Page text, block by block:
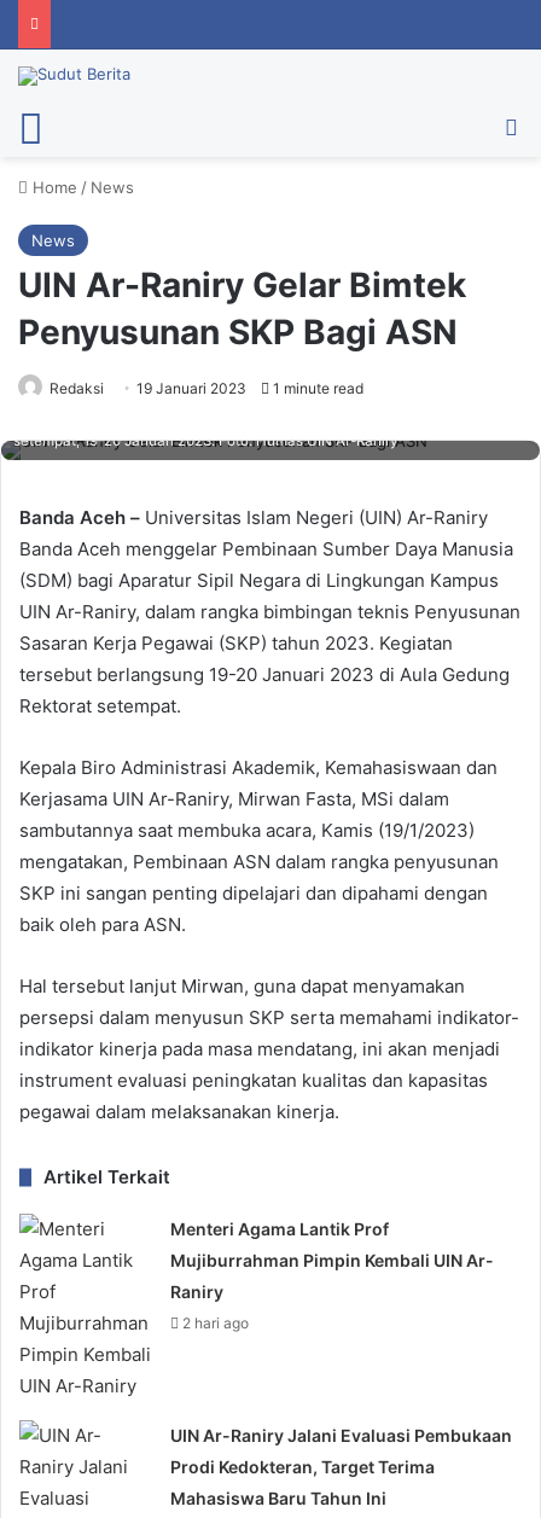
Home / News
News
UIN Ar-Raniry Gelar Bimtek
Penyusunan SKP Bagi ASN
Redaksi 19 Januari 2023 1 minute read
setempat, 19-20 Januari 2023. Foto: Humas UIN Ar-Raniry
Banda Aceh – Universitas Islam Negeri (UIN) Ar-Raniry
Banda Aceh menggelar Pembinaan Sumber Daya Manusia
(SDM) bagi Aparatur Sipil Negara di Lingkungan Kampus
UIN Ar-Raniry, dalam rangka bimbingan teknis Penyusunan
Sasaran Kerja Pegawai (SKP) tahun 2023. Kegiatan
tersebut berlangsung 19-20 Januari 2023 di Aula Gedung
Rektorat setempat.
Kepala Biro Administrasi Akademik, Kemahasiswaan dan
Kerjasama UIN Ar-Raniry, Mirwan Fasta, MSi dalam
sambutannya saat membuka acara, Kamis (19/1/2023)
mengatakan, Pembinaan ASN dalam rangka penyusunan
SKP ini sangan penting dipelajari dan dipahami dengan
baik oleh para ASN.
Hal tersebut lanjut Mirwan, guna dapat menyamakan
persepsi dalam menyusun SKP serta memahami indikator-
indikator kinerja pada masa mendatang, ini akan menjadi
instrument evaluasi peningkatan kualitas dan kapasitas
pegawai dalam melaksanakan kinerja.
Artikel Terkait
Menteri Agama Lantik Prof
Mujiburrahman Pimpin Kembali UIN Ar-
Raniry
2 hari ago
UIN Ar-Raniry Jalani Evaluasi Pembukaan
Prodi Kedokteran, Target Terima
Mahasiswa Baru Tahun Ini